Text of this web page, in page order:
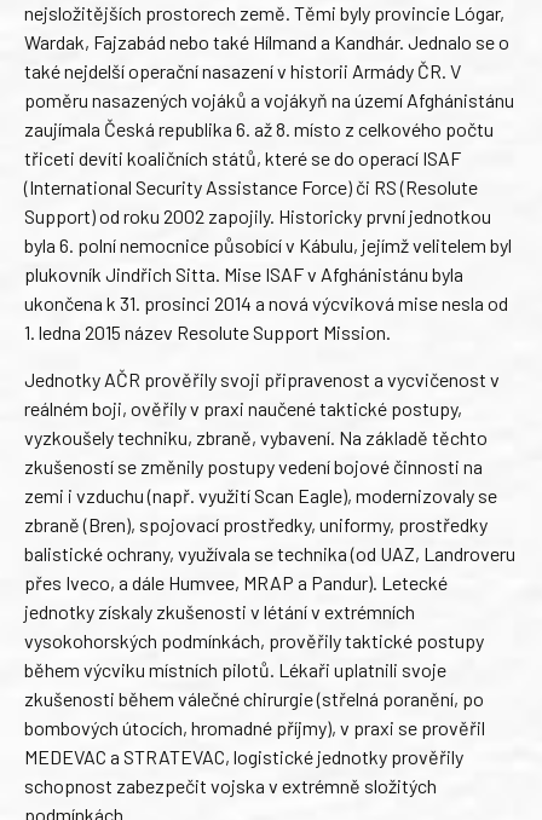
nejsložitějších prostorech země. Těmi byly provincie Lógar,
Wardak, Fajzabád nebo také Hílmand a Kandhár. Jednalo se o
také nejdelší operační nasazení v historii Armády ČR. V
poměru nasazených vojáků a vojákyň na území Afghánistánu
zaujímala Česká republika 6. až 8. místo z celkového počtu
třiceti devíti koaličních států, které se do operací ISAF
(International Security Assistance Force) či RS (Resolute
Support) od roku 2002 zapojily. Historicky první jednotkou
byla 6. polní nemocnice působící v Kábulu, jejímž velitelem byl
plukovník Jindřich Sitta. Mise ISAF v Afghánistánu byla
ukončena k 31. prosinci 2014 a nová výcviková mise nesla od
1. ledna 2015 název Resolute Support Mission.
Jednotky AČR prověřily svoji připravenost a vycvičenost v
reálném boji, ověřily v praxi naučené taktické postupy,
vyzkoušely techniku, zbraně, vybavení. Na základě těchto
zkušeností se změnily postupy vedení bojové činnosti na
zemi i vzduchu (např. využití Scan Eagle), modernizovaly se
zbraně (Bren), spojovací prostředky, uniformy, prostředky
balistické ochrany, využívala se technika (od UAZ, Landroveru
přes Iveco, a dále Humvee, MRAP a Pandur). Letecké
jednotky získaly zkušenosti v létání v extrémních
vysokohorských podmínkách, prověřily taktické postupy
během výcviku místních pilotů. Lékaři uplatnili svoje
zkušenosti během válečné chirurgie (střelná poranění, po
bombových útocích, hromadné příjmy), v praxi se prověřil
MEDEVAC a STRATEVAC, logistické jednotky prověřily
schopnost zabezpečit vojska v extrémně složitých
podmínkách.